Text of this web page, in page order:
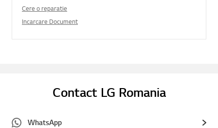
Cere o reparatie
Incarcare Document
Contact LG Romania
WhatsApp